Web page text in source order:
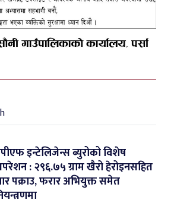
इन्टेलिजेन्स ब्युरोको विशेष
: २९६.७५ ग्राम खैरो हेरोइनसहित
पक्राउ, फरार अभियुक्त समेत